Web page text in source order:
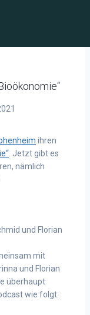
ihren
. Jetzt gibt es
nämlich
und Florian
mit
und Florian
überhaupt
wie folgt: